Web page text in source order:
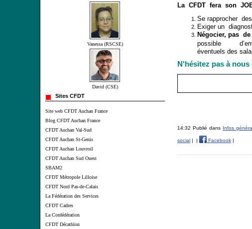
Vanessa (RSCSE)
David (CSE)
Sites CFDT
Site web CFDT Auchan France
Blog CFDT Auchan France
CFDT Auchan Val-Sud
CFDT Auchan St-Genis
CFDT Auchan Louvroil
CFDT Auchan Sud Ouest
SBAM2
CFDT Métropole Lilloise
CFDT Nord Pas-de-Calais
La Fédération des Services
CFDT Cadres
La Confédération
CFDT Décathlon
La CFDT fera son
Se rapprocher
Exiger un
Négocier, pas
possible
éventuels des
N'hésitez pas à
14:32 Publié dans Infos
social Facebook|